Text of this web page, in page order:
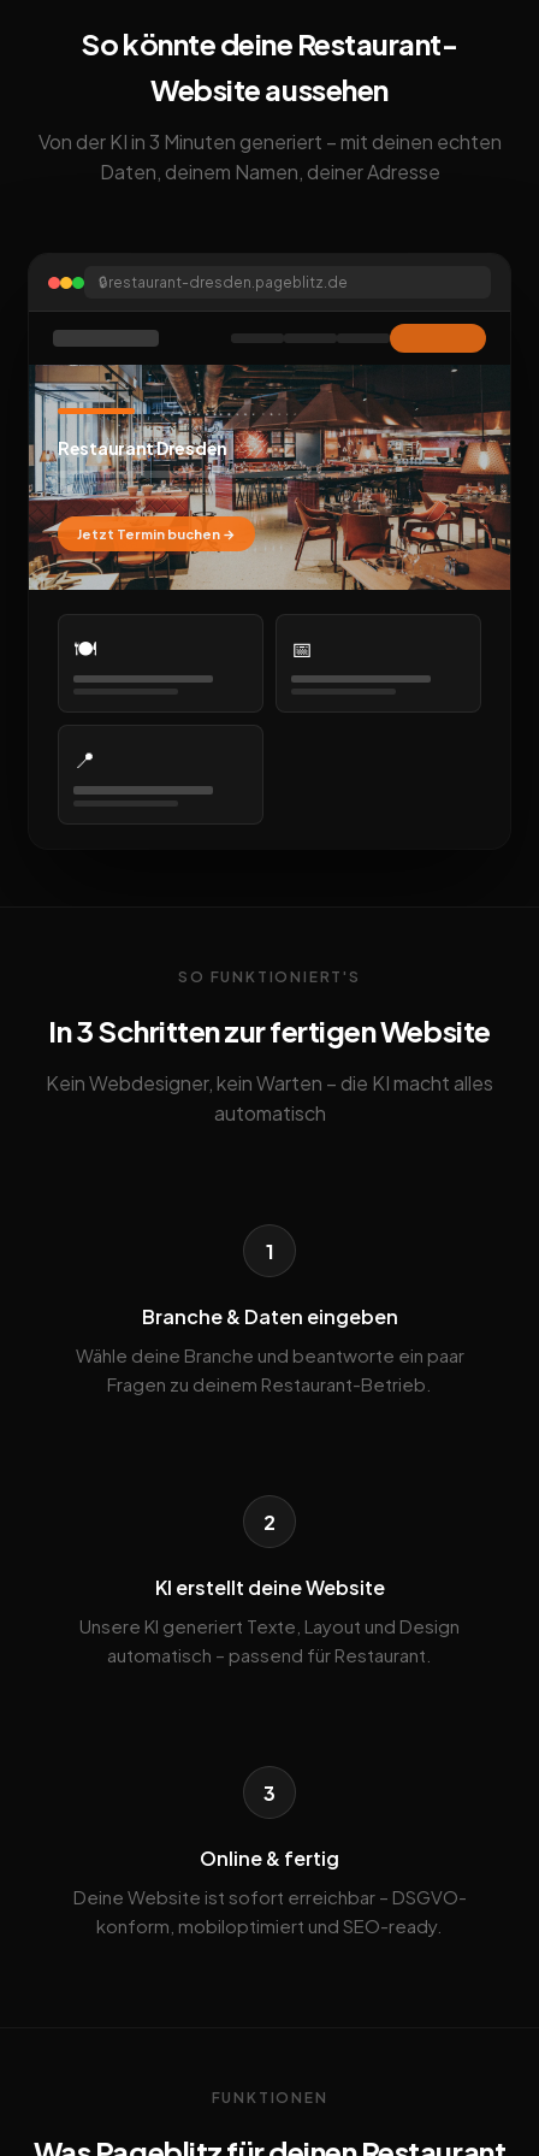
So könnte deine Restaurant-
Website aussehen
Von der KI in 3 Minuten generiert – mit deinen echten
Daten, deinem Namen, deiner Adresse
🔒restaurant-dresden.pageblitz.de
Restaurant Dresden
Jetzt Termin buchen →
🍽️ 📅
📍
SO FUNKTIONIERT'S
In 3 Schritten zur fertigen Website
Kein Webdesigner, kein Warten – die KI macht alles
automatisch
1
Branche & Daten eingeben
Wähle deine Branche und beantworte ein paar
Fragen zu deinem Restaurant-Betrieb.
2
KI erstellt deine Website
Unsere KI generiert Texte, Layout und Design
automatisch – passend für Restaurant.
3
Online & fertig
Deine Website ist sofort erreichbar – DSGVO-
konform, mobiloptimiert und SEO-ready.
FUNKTIONEN